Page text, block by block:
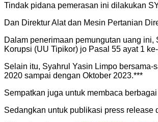
Tindak pidana pemerasan ini dilakukan
Dan Direktur Alat dan Mesin Pertanian
Dalam penerimaan pemungutan uang
Korupsi (UU Tipikor) jo Pasal 55 ayat 1
Selain itu, Syahrul Yasin Limpo
2020 sampai dengan Oktober 2023.***
Sempatkan juga untuk membaca
Sedangkan untuk publikasi press